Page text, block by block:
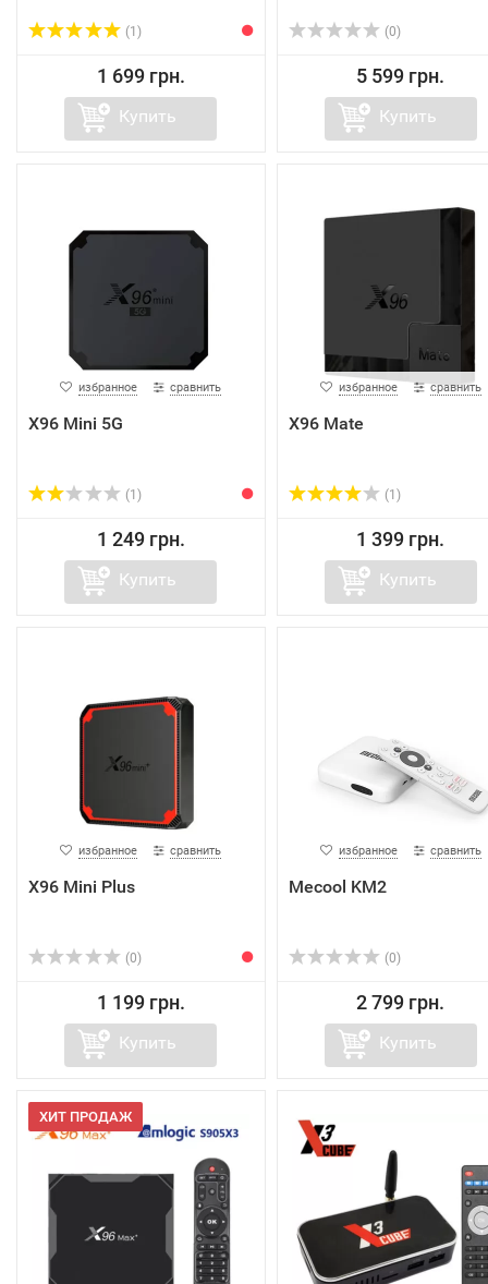
(1)
1 699 грн.
Купить
(0)
5 599 грн.
Купить
избранное сравнить
X96 Mini 5G
(1)
1 249 грн.
Купить
избранное сравнить
X96 Mate
(1)
1 399 грн.
Купить
избранное сравнить
X96 Mini Plus
(0)
1 199 грн.
Купить
избранное сравнить
Mecool KM2
(0)
2 799 грн.
Купить
ХИТ ПРОДАЖ